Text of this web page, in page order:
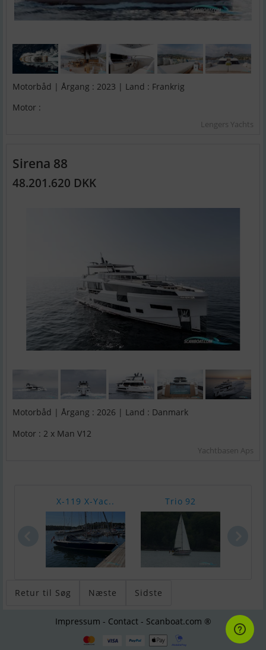
Motorbåd | Årgang : 2023 | Land : Frankrig
Motor :
Lengers Yachts
Sirena 88
48.201.620 DKK
Motorbåd | Årgang : 2026 | Land : Danmark
Motor : 2 x Man V12
Yachtbasen Aps
X-119 X-Yac.. Trio 92
Retur til Søg Næste Sidste
Impressum - Contact - Scanboat.com ®